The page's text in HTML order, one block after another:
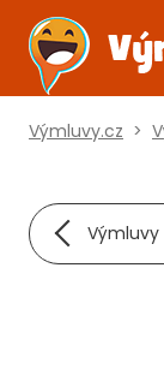
Výmluvy.cz >